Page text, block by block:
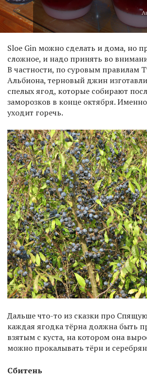
Sloe Gin можно сделать и дома, но
сложное, и надо принять во
В частности, по суровым правилам
Альбиона, терновый джин
спелых ягод, которые собирают
заморозков в конце октября.
уходит горечь.
Дальше что-то из сказки про
каждая ягодка тёрна должна быть
взятым с куста, на котором она
можно прокалывать тёрн и
Сбитень